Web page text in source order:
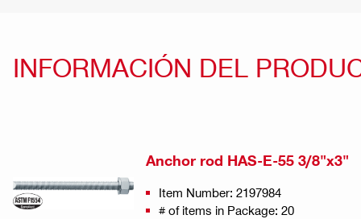
INFORMACIÓN DEL
Anchor rod HAS-E-55 3/8"x3"
Item Number: 2197984
# of items in Package: 20